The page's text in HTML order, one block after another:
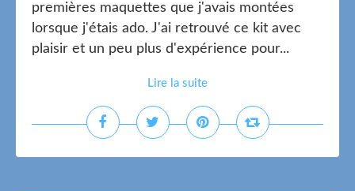
premières maquettes que j'avais montées
lorsque j'étais ado. J'ai retrouvé ce kit avec
plaisir et un peu plus d'expérience pour...
Lire la suite